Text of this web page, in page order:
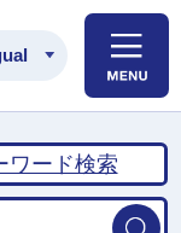
公式ホームペ
ワード検索